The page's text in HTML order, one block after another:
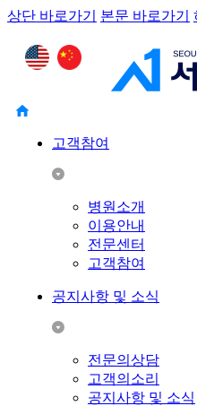
상단 바로가기 본문 바로가기
고객참여
병원소개
이용안내
전문센터
고객참여
공지사항 및 소식
전문의상담
고객의소리
공지사항 및 소식